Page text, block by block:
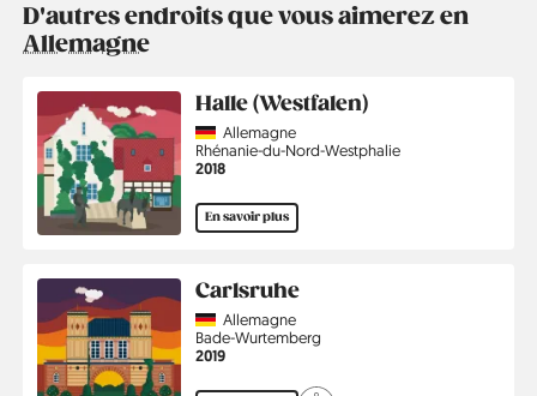
D'autres endroits que vous aimerez en
Allemagne
Halle (Westfalen)
CountryAllemagne
Région
Rhénanie-du-Nord-Westphalie
Année
2018
En savoir plus
Carlsruhe
CountryAllemagne
Région
Bade-Wurtemberg
Année
2019